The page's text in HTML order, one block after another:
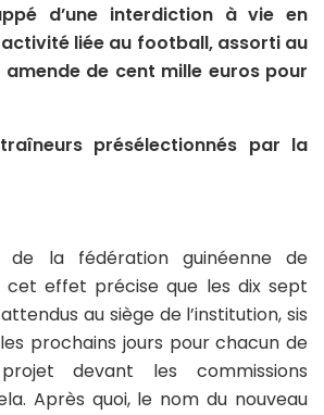
d’une interdiction à vie en
liée au football, assorti au
amende de cent mille euros pour
présélectionnés par la
de la fédération guinéenne de
effet précise que les dix sept
au siège de l’institution, sis
prochains jours pour chacun de
devant les commissions
Après quoi, le nom du nouveau